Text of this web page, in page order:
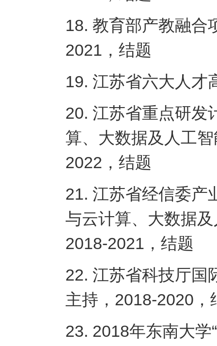
18. 教育部产教融合
2021，结题
19. 江苏省六大人才
20. 江苏省重点研发
算、大数据及人工
2022，结题
21. 江苏省经信委产
与云计算、大数据
2018-2021，结题
22. 江苏省科技厅国
主持，2018-2020，
23. 2018年东南大学